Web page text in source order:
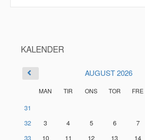
KALENDER
AUGUST 2026
MAN TIR ONS TOR FRE
31
32
3 4 5 6 7
33
10 11 12 13 14